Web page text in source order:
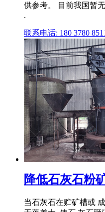
供参考。 目前我国暂
.
联系电话: 180 3780
降低石灰石粉
当石灰石在贮矿槽或